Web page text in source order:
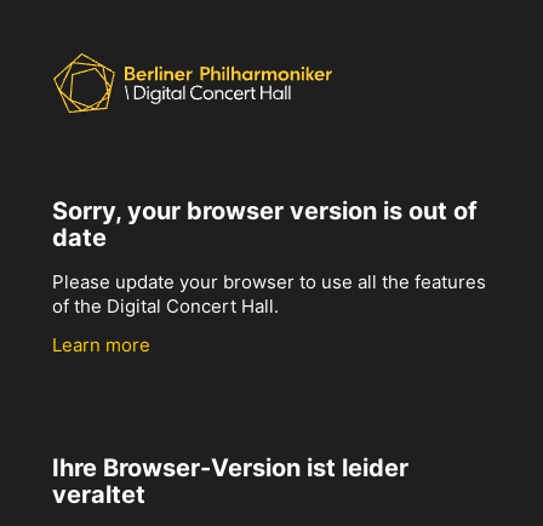
Sorry, your browser version is out of
date
Please update your browser to use all the features
of the Digital Concert Hall.
Learn more
Ihre Browser-Version ist leider
veraltet